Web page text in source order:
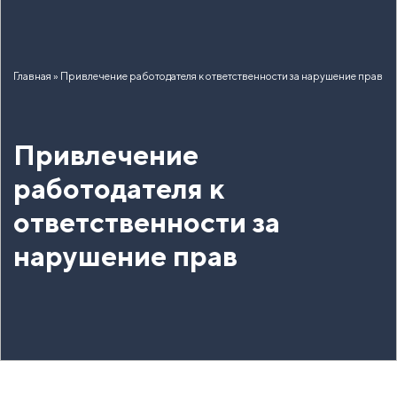
Главная » Привлечение работодателя к ответственности за нарушение прав
Привлечение
работодателя к
ответственности за
нарушение прав